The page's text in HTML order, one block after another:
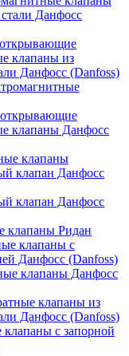
Данфосс
клапаны из
Данфосс (Danfoss)
клапаны Данфосс
клапаны
клапан Данфосс
клапан Данфосс
клапаны Ридан
клапаны с
Данфосс (Danfoss)
клапаны Данфосс
клапаны из
Данфосс (Danfoss)
с запорной